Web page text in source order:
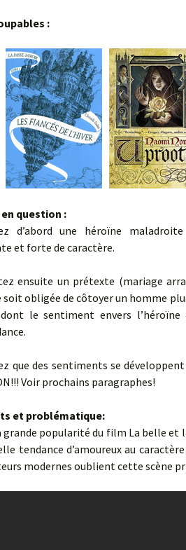
:
question :
d’abord une héroïne
et forte de caractère.
ensuite un prétexte (mariage
soit obligée de côtoyer un homme
le sentiment envers l’héroïne
que des sentiments se
Voir prochains paragraphes!
et problématique:
popularité du film La belle et
tendance d’amoureux au
modernes oublient cette scène